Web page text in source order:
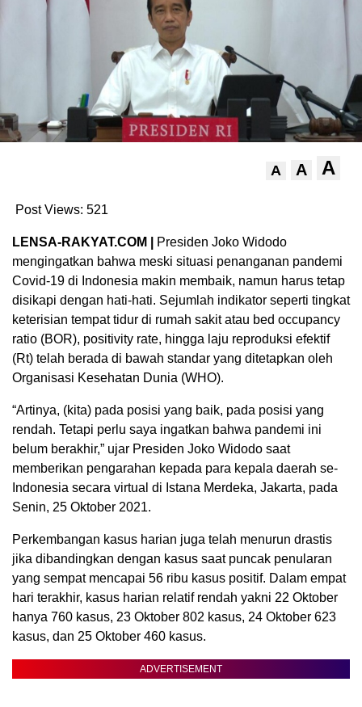
A A A
Post Views: 521
LENSA-RAKYAT.COM |
Presiden Joko Widodo
mengingatkan bahwa meski situasi penanganan pandemi
Covid-19 di Indonesia makin membaik, namun harus tetap
disikapi dengan hati-hati. Sejumlah indikator seperti tingkat
keterisian tempat tidur di rumah sakit atau bed occupancy
ratio (BOR), positivity rate, hingga laju reproduksi efektif
(Rt) telah berada di bawah standar yang ditetapkan oleh
Organisasi Kesehatan Dunia (WHO).
“Artinya, (kita) pada posisi yang baik, pada posisi yang
rendah. Tetapi perlu saya ingatkan bahwa pandemi ini
belum berakhir,” ujar Presiden Joko Widodo saat
memberikan pengarahan kepada para kepala daerah se-
Indonesia secara virtual di Istana Merdeka, Jakarta, pada
Senin, 25 Oktober 2021.
Perkembangan kasus harian juga telah menurun drastis
jika dibandingkan dengan kasus saat puncak penularan
yang sempat mencapai 56 ribu kasus positif. Dalam empat
hari terakhir, kasus harian relatif rendah yakni 22 Oktober
hanya 760 kasus, 23 Oktober 802 kasus, 24 Oktober 623
kasus, dan 25 Oktober 460 kasus.
ADVERTISEMENT